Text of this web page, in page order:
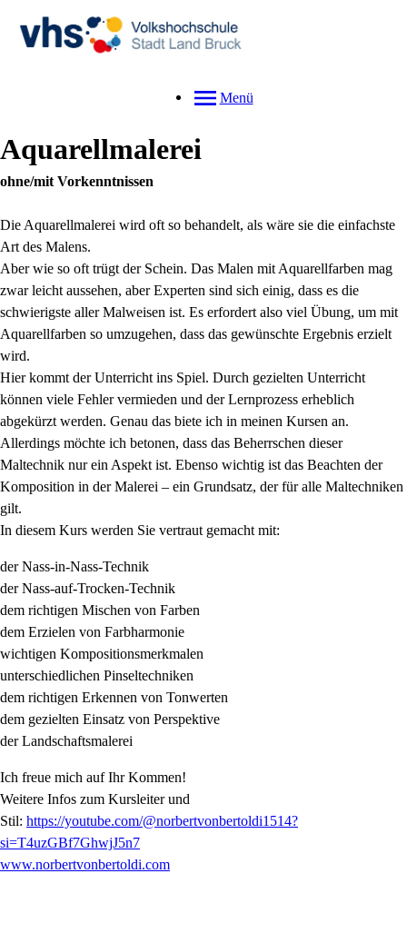
Menü
Aquarellmalerei
ohne/mit Vorkenntnissen
Die Aquarellmalerei wird oft so behandelt, als wäre sie die einfachste
Art des Malens.
Aber wie so oft trügt der Schein. Das Malen mit Aquarellfarben mag
zwar leicht aussehen, aber Experten sind sich einig, dass es die
schwierigste aller Malweisen ist. Es erfordert also viel Übung, um mit
Aquarellfarben so umzugehen, dass das gewünschte Ergebnis erzielt
wird.
Hier kommt der Unterricht ins Spiel. Durch gezielten Unterricht
können viele Fehler vermieden und der Lernprozess erheblich
abgekürzt werden. Genau das biete ich in meinen Kursen an.
Allerdings möchte ich betonen, dass das Beherrschen dieser
Maltechnik nur ein Aspekt ist. Ebenso wichtig ist das Beachten der
Komposition in der Malerei – ein Grundsatz, der für alle Maltechniken
gilt.
In diesem Kurs werden Sie vertraut gemacht mit:
der Nass-in-Nass-Technik
der Nass-auf-Trocken-Technik
dem richtigen Mischen von Farben
dem Erzielen von Farbharmonie
wichtigen Kompositionsmerkmalen
unterschiedlichen Pinseltechniken
dem richtigen Erkennen von Tonwerten
dem gezielten Einsatz von Perspektive
der Landschaftsmalerei
Ich freue mich auf Ihr Kommen!
Weitere Infos zum Kursleiter und
Stil: https://youtube.com/@norbertvonbertoldi1514?
si=T4uzGBf7GhwjJ5n7
www.norbertvonbertoldi.com